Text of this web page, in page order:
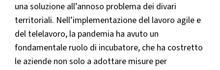
una soluzione all’annoso problema dei divari
territoriali. Nell’implementazione del lavoro agile e
del telelavoro, la pandemia ha avuto un
fondamentale ruolo di incubatore, che ha costretto
le aziende non solo a adottare misure per